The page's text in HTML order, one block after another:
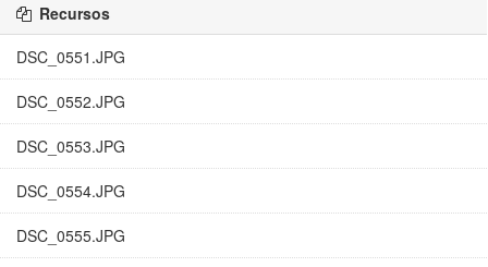
Recursos
DSC_0551.JPG
DSC_0552.JPG
DSC_0553.JPG
DSC_0554.JPG
DSC_0555.JPG